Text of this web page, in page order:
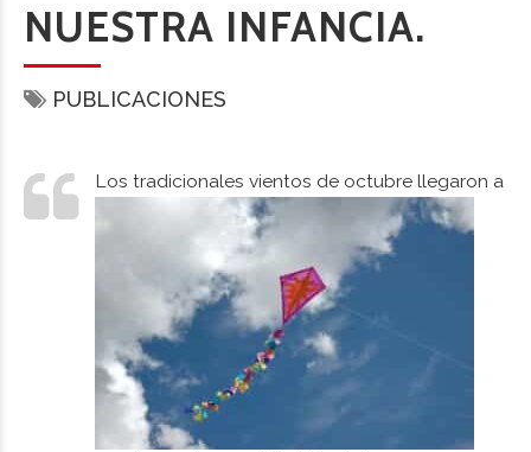
NUESTRA INFANCIA.
PUBLICACIONES
Los tradicionales vientos de octubre llegaron a